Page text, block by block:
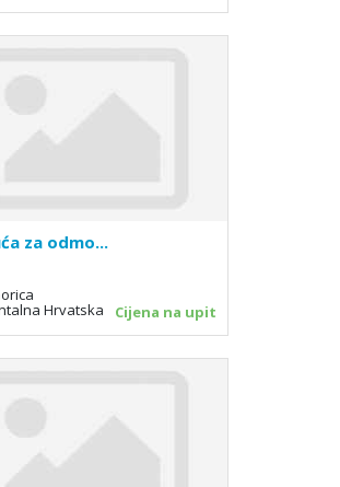
za odmo...
Hrvatska Cijena na upit